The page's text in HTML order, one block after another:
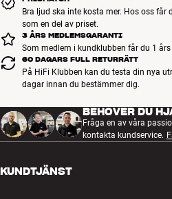
Bra ljud ska inte kosta mer. Hos oss får
som en del av priset.
3 ÅRS MEDLEMSGARANTI
Som medlem i kundklubben får du 1
60 DAGARS FULL RETURRÄTT
På HiFi Klubben kan du testa din nya
dagar innan du bestämmer dig.
BEHÖVER DU
Fråga en av våra
kontakta kundservice.
KUNDTJÄNST